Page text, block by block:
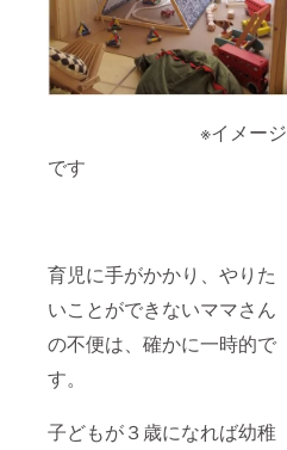
※イメージ
です
育児に手がかかり、やりた
いことができないママさん
の不便は、確かに一時的で
す。
子どもが３歳になれば幼稚